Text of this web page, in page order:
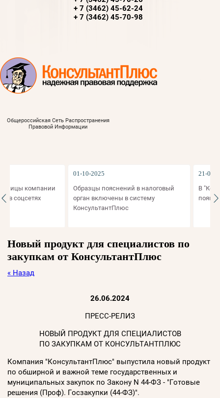
Общероссийская Сеть Распространения
Правовой Информации
+ 7 (3462) 45-62-24
+ 7 (3462) 45-70-98
компании
01-10-2025
Образцы пояснений в налоговый
орган включены в систему
КонсультантПлюс
21-08-2025
В
появились
Новый продукт для специалистов по
закупкам от КонсультантПлюс
« Назад
26.06.2024
ПРЕСС-РЕЛИЗ
НОВЫЙ ПРОДУКТ ДЛЯ СПЕЦИАЛИСТОВ
ПО ЗАКУПКАМ ОТ КОНСУЛЬТАНТПЛЮС
Компания "КонсультантПлюс" выпустила новый продукт
по обширной и важной теме государственных и
муниципальных закупок по Закону N 44-ФЗ - "Готовые
решения (Проф). Госзакупки (44-ФЗ)".